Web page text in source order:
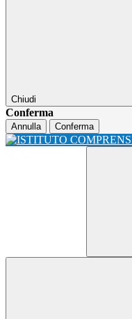
Chiudi
Conferma
Annulla Conferma